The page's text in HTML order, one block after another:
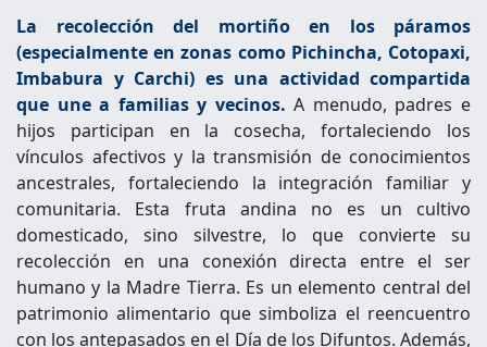
La recolección del mortiño en los páramos
(especialmente en zonas como Pichincha, Cotopaxi,
Imbabura y Carchi) es una actividad compartida
que une a familias y vecinos. A menudo, padres e
hijos participan en la cosecha, fortaleciendo los
vínculos afectivos y la transmisión de conocimientos
ancestrales, fortaleciendo la integración familiar y
comunitaria. Esta fruta andina no es un cultivo
domesticado, sino silvestre, lo que convierte su
recolección en una conexión directa entre el ser
humano y la Madre Tierra. Es un elemento central del
patrimonio alimentario que simboliza el reencuentro
con los antepasados en el Día de los Difuntos. Además,